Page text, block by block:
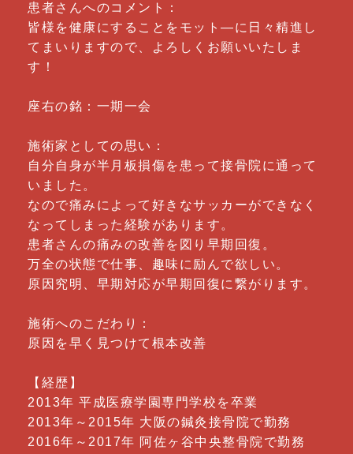
患者さんへのコメント：
皆様を健康にすることをモット―に日々精進し
てまいりますので、よろしくお願いいたしま
す！
座右の銘：一期一会
施術家としての思い：
自分自身が半月板損傷を患って接骨院に通って
いました。
なので痛みによって好きなサッカーができなく
なってしまった経験があります。
患者さんの痛みの改善を図り早期回復。
万全の状態で仕事、趣味に励んで欲しい。
原因究明、早期対応が早期回復に繋がります。
施術へのこだわり：
原因を早く見つけて根本改善
【経歴】
2013年 平成医療学園専門学校を卒業
2013年～2015年 大阪の鍼灸接骨院で勤務
2016年～2017年 阿佐ヶ谷中央整骨院で勤務